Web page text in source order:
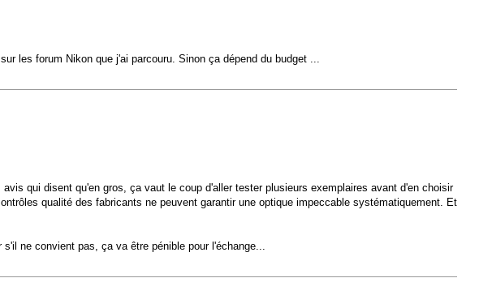
les forum Nikon que j'ai parcouru. Sinon ça dépend du budget ...
qui disent qu'en gros, ça vaut le coup d'aller tester plusieurs exemplaires avant d'en choisir
qualité des fabricants ne peuvent garantir une optique impeccable systématiquement. Et
ne convient pas, ça va être pénible pour l'échange...